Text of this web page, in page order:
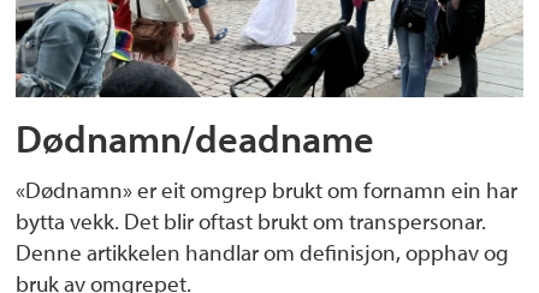
Dødnamn/deadname
«Dødnamn» er eit omgrep brukt om fornamn ein har
bytta vekk. Det blir oftast brukt om transpersonar.
Denne artikkelen handlar om definisjon, opphav og
bruk av omgrepet.